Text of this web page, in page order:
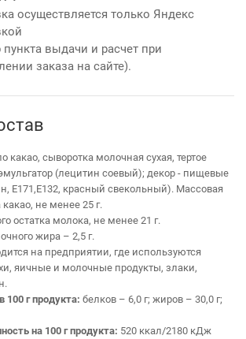
осуществляется только Яндекс
выдачи и расчет при
заказа на сайте).
какао, сыворотка молочная сухая, тертое
эмульгатор (лецитин соевый); декор - пищевые
Е171,Е132, красный свекольный). Массовая
какао, не менее 25 г.
остатка молока, не менее 21 г.
жира – 2,5 г.
на предприятии, где используются
яичные и молочные продукты, злаки,
г продукта: белков – 6,0 г; жиров – 30,0 г;
на 100 г продукта: 520 ккал/2180 кДж